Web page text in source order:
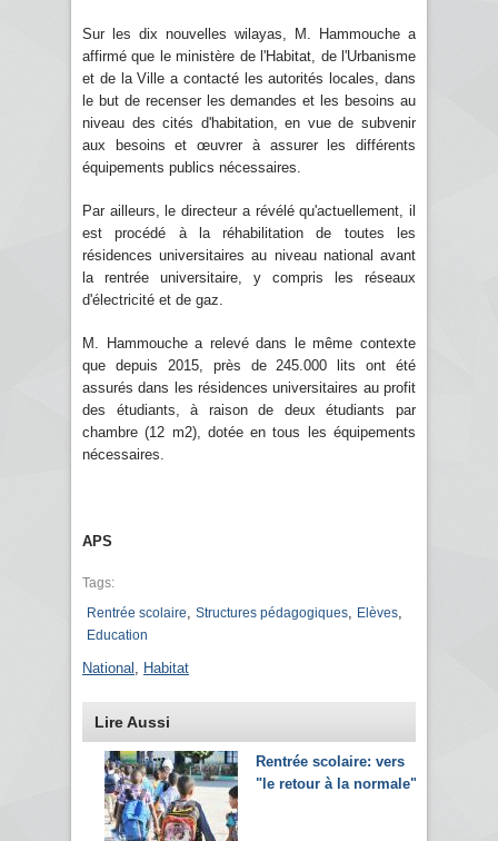
Sur les dix nouvelles wilayas, M. Hammouche a
affirmé que le ministère de l'Habitat, de l'Urbanisme
et de la Ville a contacté les autorités locales, dans
le but de recenser les demandes et les besoins au
niveau des cités d'habitation, en vue de subvenir
aux besoins et œuvrer à assurer les différents
équipements publics nécessaires.
Par ailleurs, le directeur a révélé qu'actuellement, il
est procédé à la réhabilitation de toutes les
résidences universitaires au niveau national avant
la rentrée universitaire, y compris les réseaux
d'électricité et de gaz.
M. Hammouche a relevé dans le même contexte
que depuis 2015, près de 245.000 lits ont été
assurés dans les résidences universitaires au profit
des étudiants, à raison de deux étudiants par
chambre (12 m2), dotée en tous les équipements
nécessaires.
APS
Tags:
Rentrée scolaire
Structures pédagogiques Elèves
Education
National Habitat
Lire Aussi
Rentrée scolaire: vers
"le retour à la normale"